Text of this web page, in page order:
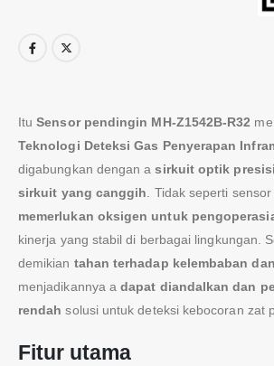
ItuSensor pendingin MH-Z1542B-R32
Teknologi Deteksi Gas Penyerapan
digabungkan dengan asirkuit optik presisi
sirkuit yang canggih . Tidak seperti
memerlukan oksigen untuk
kinerja yang stabil di berbagai lingkungan.
demikian tahan terhadap kelembaban
menjadikannya adapat diandalkan dan
rendah solusi untuk deteksi kebocoran zat
Fitur utama